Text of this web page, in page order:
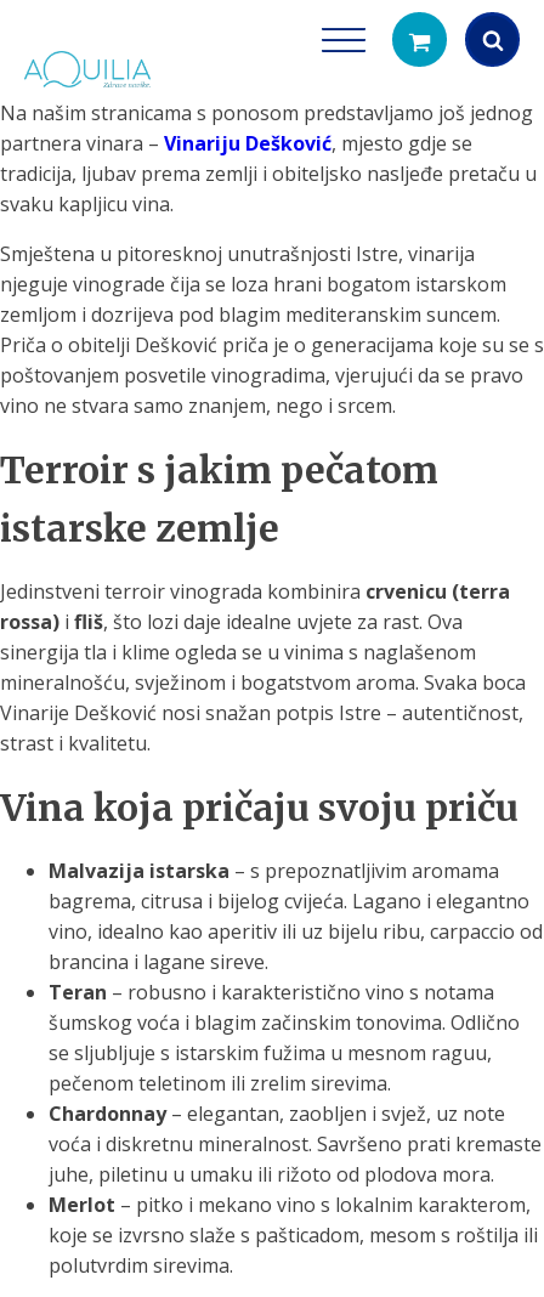
search
Na našim stranicama s ponosom predstavljamo još jednog
partnera vinara – Vinariju Dešković, mjesto gdje se
tradicija, ljubav prema zemlji i obiteljsko nasljeđe pretaču u
svaku kapljicu vina.
Smještena u pitoresknoj unutrašnjosti Istre, vinarija
njeguje vinograde čija se loza hrani bogatom istarskom
zemljom i dozrijeva pod blagim mediteranskim suncem.
Priča o obitelji Dešković priča je o generacijama koje su se s
poštovanjem posvetile vinogradima, vjerujući da se pravo
vino ne stvara samo znanjem, nego i srcem.
Terroir s jakim pečatom
istarske zemlje
Jedinstveni terroir vinograda kombinira crvenicu (terra
rossa) i fliš, što lozi daje idealne uvjete za rast. Ova
sinergija tla i klime ogleda se u vinima s naglašenom
mineralnošću, svježinom i bogatstvom aroma. Svaka boca
Vinarije Dešković nosi snažan potpis Istre – autentičnost,
strast i kvalitetu.
Vina koja pričaju svoju priču
Malvazija istarska – s prepoznatljivim aromama
bagrema, citrusa i bijelog cvijeća. Lagano i elegantno
vino, idealno kao aperitiv ili uz bijelu ribu, carpaccio od
brancina i lagane sireve.
Teran – robusno i karakteristično vino s notama
šumskog voća i blagim začinskim tonovima. Odlično
se sljubljuje s istarskim fužima u mesnom raguu,
pečenom teletinom ili zrelim sirevima.
Chardonnay– elegantan, zaobljen i svjež, uz note
voća i diskretnu mineralnost. Savršeno prati kremaste
juhe, piletinu u umaku ili rižoto od plodova mora.
Merlot – pitko i mekano vino s lokalnim karakterom,
koje se izvrsno slaže s pašticadom, mesom s roštilja ili
polutvrdim sirevima.
Tuš glave
filtriranje vode za tuširanje
Vrčevi za
Potpuno prijenosno